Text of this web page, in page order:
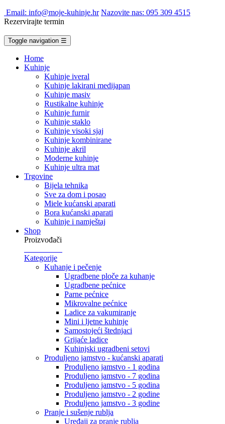
Email: info@moje-kuhinje.hr Nazovite nas: 095 309 4515
Rezervirajte termin
Toggle navigation ☰
Home
Kuhinje
Kuhinje iveral
Kuhinje lakirani medijapan
Kuhinje masiv
Rustikalne kuhinje
Kuhinje furnir
Kuhinje staklo
Kuhinje visoki sjaj
Kuhinje kombinirane
Kuhinje akril
Moderne kuhinje
Kuhinje ultra mat
Trgovine
Bijela tehnika
Sve za dom i posao
Miele kućanski aparati
Bora kućanski aparati
Kuhinje i namještaj
Shop
Proizvođači
Kategorije
Kuhanje i pečenje
Ugradbene ploče za kuhanje
Ugradbene pećnice
Parne pećnice
Mikrovalne pećnice
Ladice za vakumiranje
Mini i ljetne kuhinje
Samostojeći štednjaci
Grijaće ladice
Kuhinjski ugradbeni setovi
Produljeno jamstvo - kućanski aparati
Produljeno jamstvo - 1 godina
Produljeno jamstvo - 7 godina
Produljeno jamstvo - 5 godina
Produljeno jamstvo - 2 godine
Produljeno jamstvo - 3 godine
Pranje i sušenje rublja
Uređaji za pranje rublja